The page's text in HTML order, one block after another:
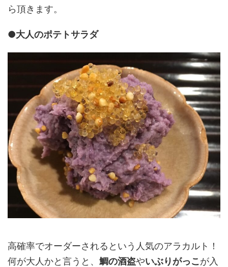
ら頂きます。
●大人のポテトサラダ
高確率でオーダーされるという人気のアラカルト！
何が大人かと言うと、 鯛の酒盗やいぶりがっこ が入